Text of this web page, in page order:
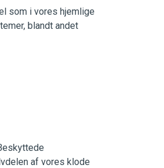
som i vores hjemlige
blandt andet
af vores klode